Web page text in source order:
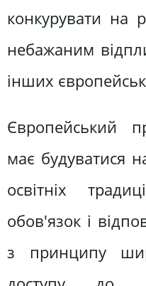
конкурувати на
небажаним
інших
Європейський
має будуватися
освітніх
обов'язок і
з принципу